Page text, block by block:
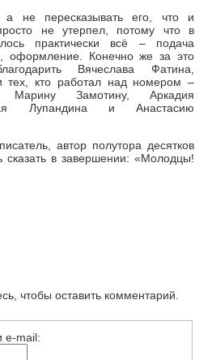
не пересказывать его, что и
не утерпел, потому что в
практически всё – подача
оформление. Конечно же за это
Вячеслава Фатина,
тех, кто работал над номером –
Марину Замотину, Аркадия
Лупандина и Анастасию
автор полутора десятков
сказать в завершении: «Молодцы!
чтобы оставить комментарий.
e-mail: